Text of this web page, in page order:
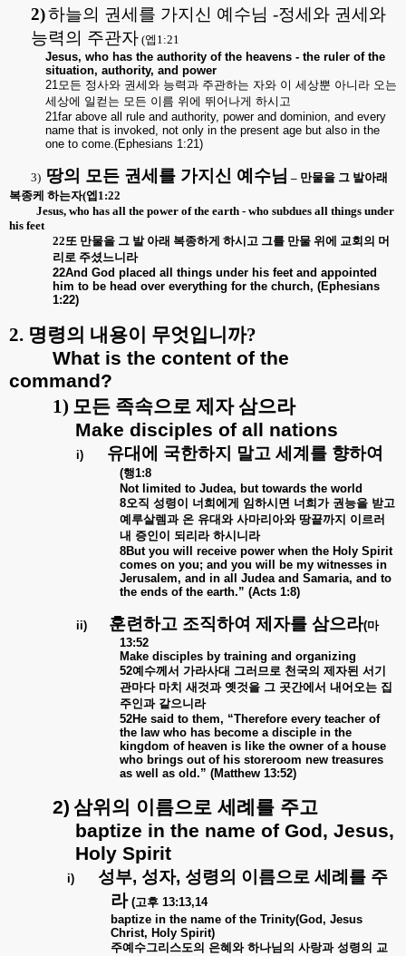
2)하늘의 권세를 가지신 예수님 -정세와 권세와
능력의 주관자 (엡 1:21
Jesus, who has the authority of the heavens - the ruler of the
situation, authority, and power
21모든 정사와 권세와 능력과 주관하는 자와 이 세상뿐 아니라 오는
세상에 일컫는 모든 이름 위에 뛰어나게 하시고
21far above all rule and authority, power and dominion, and every
name that is invoked, not only in the present age but also in the
one to come.(Ephesians 1:21)
3) 땅의 모든 권세를 가지신 예수님 – 만물을 그 발아래
복종케 하는자(엡 1:22
Jesus, who has all the power of the earth - who subdues all things under
his feet
22또 만물을 그 발 아래 복종하게 하시고 그를 만물 위에 교회의 머
리로 주셨느니라
22And God placed all things under his feet and appointed
him to be head over everything for the church, (Ephesians
1:22)
2. 명령의 내용이 무엇입니까?
What is the content of the
command?
1) 모든 족속으로 제자 삼으라
Make disciples of all nations
i) 유대에 국한하지 말고 세계를 향하여
(행1:8
Not limited to Judea, but towards the world
8오직 성령이 너희에게 임하시면 너희가 권능을 받고
예루살렘과 온 유대와 사마리아와 땅끝까지 이르러
내 증인이 되리라 하시니라
8But you will receive power when the Holy Spirit
comes on you; and you will be my witnesses in
Jerusalem, and in all Judea and Samaria, and to
the ends of the earth.” (Acts 1:8)
ii) 훈련하고 조직하여 제자를 삼으라(마
13:52
Make disciples by training and organizing
52예수께서 가라사대 그러므로 천국의 제자된 서기
관마다 마치 새것과 옛것을 그 곳간에서 내어오는 집
주인과 같으니라
52He said to them, “Therefore every teacher of
the law who has become a disciple in the
kingdom of heaven is like the owner of a house
who brings out of his storeroom new treasures
as well as old.” (Matthew 13:52)
2) 삼위의 이름으로 세례를 주고
baptize in the name of God, Jesus,
Holy Spirit
i) 성부, 성자, 성령의 이름으로 세례를 주
라(고후 13:13,14
baptize in the name of the Trinity(God, Jesus
Christ, Holy Spirit)
주예수그리스도의 은혜와 하나님의 사랑과 성령의 교